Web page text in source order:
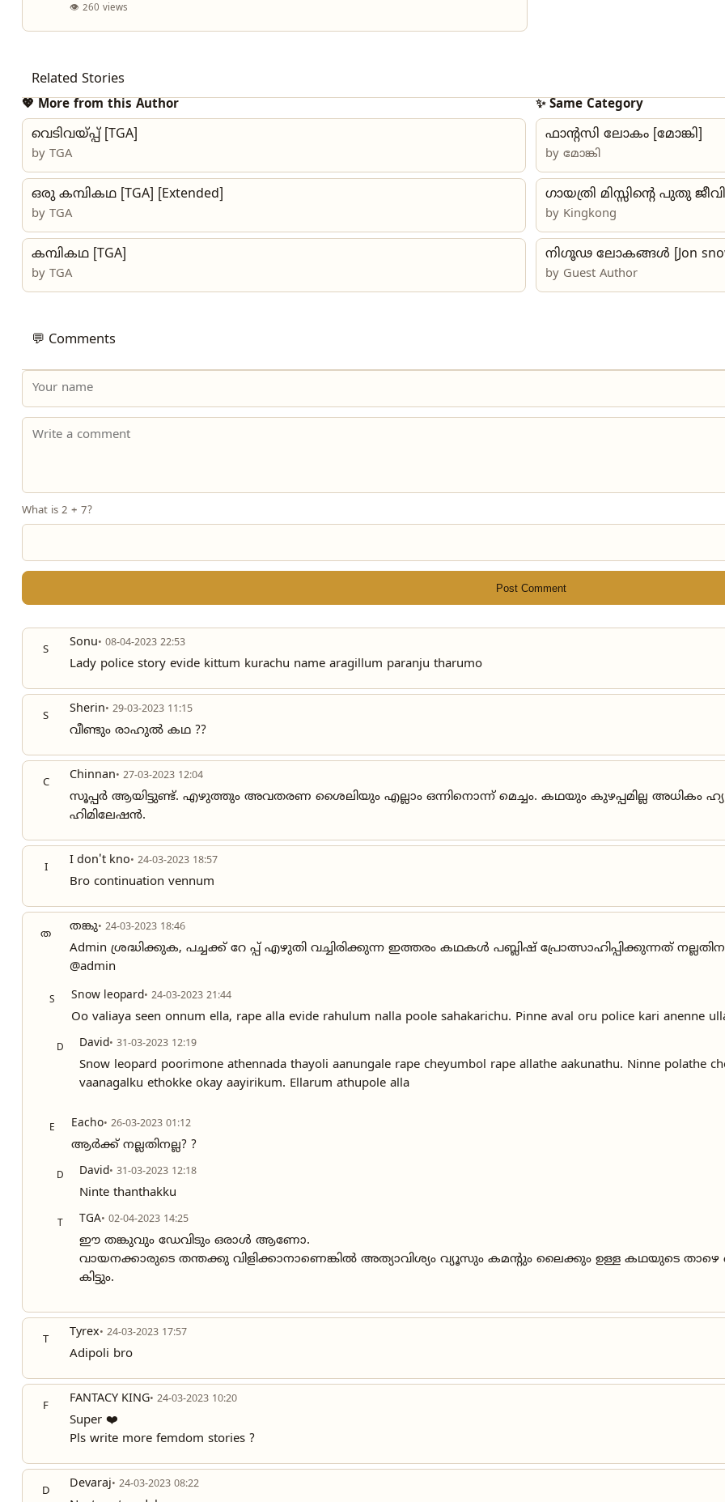
👁 260 views
Related Stories
💖 More from this Author
വെടിവയ്‌പ്പ് [TGA]
by TGA
ഒരു കമ്പികഥ [TGA] [Extended]
by TGA
കമ്പികഥ [TGA]
by TGA
✨ Same Category
ഫാൻ്റസി ലോകം [മോങ്കി]
by മോങ്കി
ഗായത്രി മിസ്സിന്റെ പുതു
by Kingkong
നിഗൂഢ ലോകങ്ങൾ [Jon
by Guest Author
💬 Comments
What is 2 + 7?
Post Comment
S Sonu• 08-04-2023 22:53
Lady police story evide kittum kurachu name aragillum paranju tharumo
S Sherin• 29-03-2023 11:15
വീണ്ടും രാഹുൽ കഥ ??
C Chinnan• 27-03-2023 12:04
സൂപ്പർ ആയിട്ടുണ്ട്. എഴുത്തും അവതരണ ശൈലിയും എല്ലാം ഒന്നിനൊന്ന് മെച്ചം. കഥയും കുഴപ്പമില്ല അധികം
ഹിമിലേഷൻ.
I I don't kno• 24-03-2023 18:57
Bro continuation vennum
ത തങ്കു• 24-03-2023 18:46
Admin ശ്രദ്ധിക്കുക, പച്ചക്ക് റേ പ്പ് എഴുതി വച്ചിരിക്കുന്ന ഇത്തരം കഥകൾ പബ്ലിഷ് പ്രോത്സാഹിപ്പിക്കുന്നത്
@admin
S Snow leopard• 24-03-2023 21:44
Oo valiaya seen onnum ella, rape alla evide rahulum nalla poole sahakarichu. Pinne aval oru police kari anenne
D David• 31-03-2023 12:19
Snow leopard poorimone athennada thayoli aanungale rape cheyumbol rape allathe aakunathu. Ninne polathe
vaanagalku ethokke okay aayirikum. Ellarum athupole alla
E Eacho• 26-03-2023 01:12
ആർക്ക് നല്ലതിനല്ല? ?
D David• 31-03-2023 12:18
Ninte thanthakku
T TGA• 02-04-2023 14:25
ഈ തങ്കുവും ഡേവിടും ഒരാൾ ആണോ.
വായനക്കാരുടെ തന്തക്കു വിളിക്കാനാണെങ്കിൽ അത്യാവിശ്യം വ്യൂസും കമന്റും ലൈക്കും ഉള്ള കഥയുടെ
കിട്ടും.
T Tyrex• 24-03-2023 17:57
Adipoli bro
F FANTACY KING• 24-03-2023 10:20
Super ❤️
Pls write more femdom stories ?
D Devaraj• 24-03-2023 08:22